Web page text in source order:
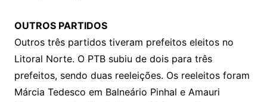
OUTROS PARTIDOS
Outros três partidos tiveram prefeitos eleitos no
Litoral Norte. O PTB subiu de dois para três
prefeitos, sendo duas reeleições. Os reeleitos foram
Márcia Tedesco em Balneário Pinhal e Amauri